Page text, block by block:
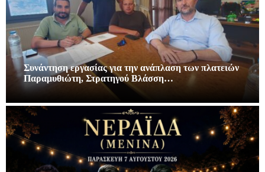
Συνάντηση εργασίας για την ανάπλαση των πλατειών
Παραμυθιώτη, Στρατηγού Βλάσση…